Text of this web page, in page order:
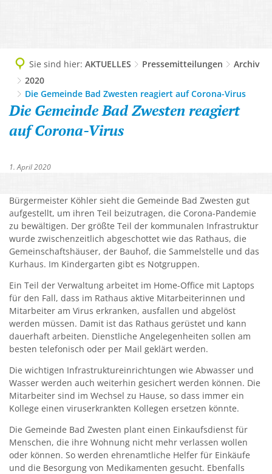
Imagefilm
Ortsteile & Ortsplan
Partnergemeinden
Gesundheit und Kur
Kultur und Veranstaltung
Ansprechpersonen
Dienstleistungen A-Z
Finanzen der Gemeinde
Mängelmelder
Satzungen
Schwalm-Eder-West
Bauplätze, Bodenrichtwerte,
Bürgerbus
Gemeindliche Einrichtungen
Gemeinwesenarbeit
Gesundheit
Kindergärten, Tagesmütter
Kirchen
Kleiderkammer "Aus 2ter Hand"
Schulen
Seniorenarbeit, Gemeindepflegerin
Umwelt
Vereine
Vorteile für Ehrenamts-Card Inhaber
Wichtige Rufnummern
Lokale Helden - Gewerbe-Netzwerk
Gewerbegebiet, Gewerbeverzeichnis
Unternehmensnachfolge & Gründung
AKTUELLES
Amtliche Bekanntmachungen
Pressemitteilungen
Protokolle Ortsbeiräte
Veranstaltungskalender
Verbotszonen Cannabis
Sie sind hier: AKTUELLES Pressemitteilungen
Archiv
2020
Die Gemeinde Bad Zwesten reagiert auf Corona-Virus
Die Gemeinde Bad Zwesten reagiert
auf Corona-Virus
1. April 2020
Bürgermeister Köhler sieht die Gemeinde Bad Zwesten gut
aufgestellt, um ihren Teil beizutragen, die Corona-Pandemie
zu bewältigen. Der größte Teil der kommunalen Infrastruktur
wurde zwischenzeitlich abgeschottet wie das Rathaus, die
Gemeinschaftshäuser, der Bauhof, die Sammelstelle und das
Kurhaus. Im Kindergarten gibt es Notgruppen.
Ein Teil der Verwaltung arbeitet im Home-Office mit Laptops
für den Fall, dass im Rathaus aktive Mitarbeiterinnen und
Mitarbeiter am Virus erkranken, ausfallen und abgelöst
werden müssen. Damit ist das Rathaus gerüstet und kann
dauerhaft arbeiten. Dienstliche Angelegenheiten sollen am
besten telefonisch oder per Mail geklärt werden.
Die wichtigen Infrastruktureinrichtungen wie Abwasser und
Wasser werden auch weiterhin gesichert werden können. Die
Mitarbeiter sind im Wechsel zu Hause, so dass immer ein
Kollege einen viruserkrankten Kollegen ersetzen könnte.
Die Gemeinde Bad Zwesten plant einen Einkaufsdienst für
Menschen, die ihre Wohnung nicht mehr verlassen wollen
oder können. So werden ehrenamtliche Helfer für Einkäufe
und die Besorgung von Medikamenten gesucht. Ebenfalls